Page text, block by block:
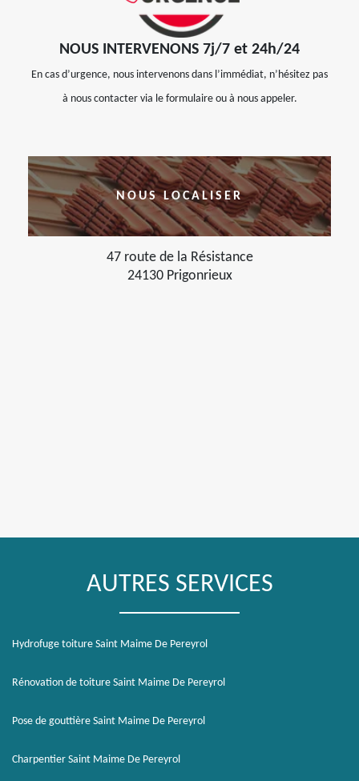
NOUS INTERVENONS 7j/7 et 24h/24
En cas d’urgence, nous intervenons dans l’immédiat, n’hésitez pas
à nous contacter via le formulaire ou à nous appeler.
NOUS LOCALISER
47 route de la Résistance
24130 Prigonrieux
AUTRES SERVICES
Hydrofuge toiture Saint Maime De Pereyrol
Rénovation de toiture Saint Maime De Pereyrol
Pose de gouttière Saint Maime De Pereyrol
Charpentier Saint Maime De Pereyrol